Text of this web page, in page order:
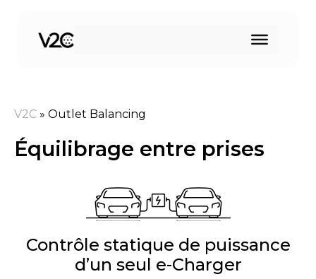
contenu
V2C » Outlet Balancing
Équilibrage entre prises
Contrôle statique de puissance
d’un seul e-Charger